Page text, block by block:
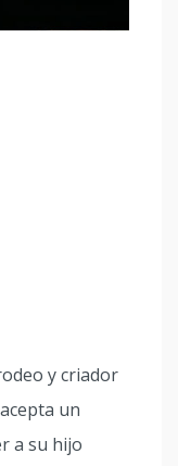
y criador
un
a su hijo